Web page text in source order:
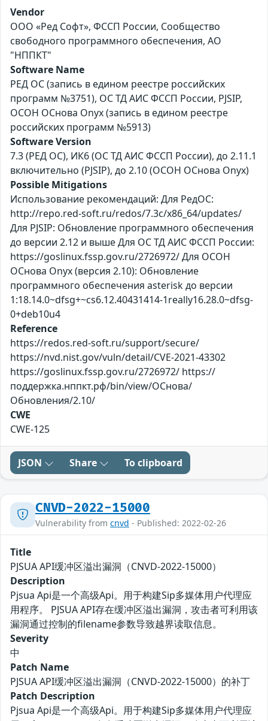
Vendor
ООО «Ред Софт», ФССП России, Сообщество
свободного программного обеспечения, АО
"НППКТ"
Software Name
РЕД ОС (запись в едином реестре российских
программ №3751), ОС ТД АИС ФССП России, PJSIP,
ОСОН ОСнова Оnyx (запись в едином реестре
российских программ №5913)
Software Version
7.3 (РЕД ОС), ИК6 (ОС ТД АИС ФССП России), до 2.11.1
включительно (PJSIP), до 2.10 (ОСОН ОСнова Оnyx)
Possible Mitigations
Использование рекомендаций: Для РедОС:
http://repo.red-soft.ru/redos/7.3c/x86_64/updates/
Для PJSIP: Обновление программного обеспечения
до версии 2.12 и выше Для ОС ТД АИС ФССП России:
https://goslinux.fssp.gov.ru/2726972/ Для ОСОН
ОСнова Оnyx (версия 2.10): Обновление
программного обеспечения asterisk до версии
1:18.14.0~dfsg+~cs6.12.40431414-1really16.28.0~dfsg-
0+deb10u4
Reference
https://redos.red-soft.ru/support/secure/
https://nvd.nist.gov/vuln/detail/CVE-2021-43302
https://goslinux.fssp.gov.ru/2726972/ https://
поддержка.нппкт.рф/bin/view/ОСнова/
Обновления/2.10/
CWE
CWE-125
JSON Share To clipboard
CNVD-2022-15000
Vulnerability from cnvd - Published: 2022-02-26
Title
PJSUA API缓冲区溢出漏洞（CNVD-2022-15000）
Description
Pjsua Api是一个高级Api。用于构建Sip多媒体用户代理应
用程序。 PJSUA API存在缓冲区溢出漏洞，攻击者可利用该
漏洞通过控制的filename参数导致越界读取信息。
Severity
中
Patch Name
PJSUA API缓冲区溢出漏洞（CNVD-2022-15000）的补丁
Patch Description
Pjsua Api是一个高级Api。用于构建Sip多媒体用户代理应